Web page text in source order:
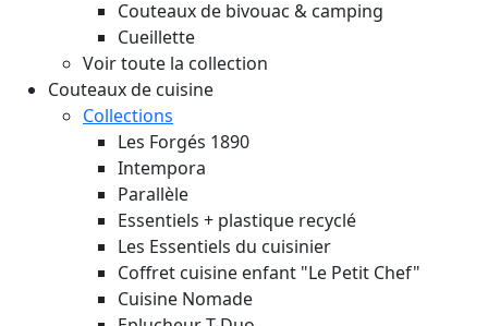
Couteaux de bivouac & camping
Cueillette
Voir toute la collection
Couteaux de cuisine
Collections
Les Forgés 1890
Intempora
Parallèle
Essentiels + plastique recyclé
Les Essentiels du cuisinier
Coffret cuisine enfant "Le Petit Chef"
Cuisine Nomade